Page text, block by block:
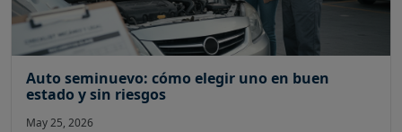
Auto seminuevo: cómo elegir uno en buen
estado y sin riesgos
May 25, 2026